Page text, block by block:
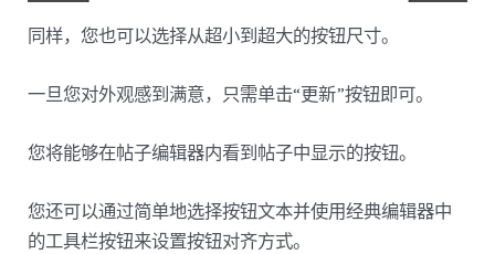
同样，您也可以选择从超小到超大的按钮尺寸。
一旦您对外观感到满意，只需单击“更新”按钮即可。
您将能够在帖子编辑器内看到帖子中显示的按钮。
您还可以通过简单地选择按钮文本并使用经典编辑器中
的工具栏按钮来设置按钮对齐方式。